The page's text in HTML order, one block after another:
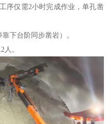
序仅需2小时完成作业，单孔凿
下台阶同步凿岩）。
。